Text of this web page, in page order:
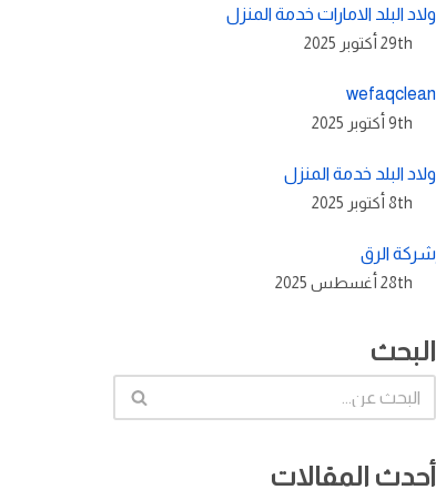
ولاد البلد الامارات خدمة المنزل
29th أكتوبر 2025
wefaqclean
9th أكتوبر 2025
ولاد البلد خدمة المنزل
8th أكتوبر 2025
ِشركة الرق
28th أغسطس 2025
البحث
أحدث المقالات